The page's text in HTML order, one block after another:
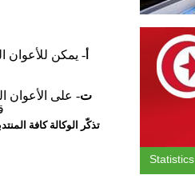
أ- يمكن للأعوان
‌ت‌- على الأعوان
تذكّر الوكالة كافة
Statistics